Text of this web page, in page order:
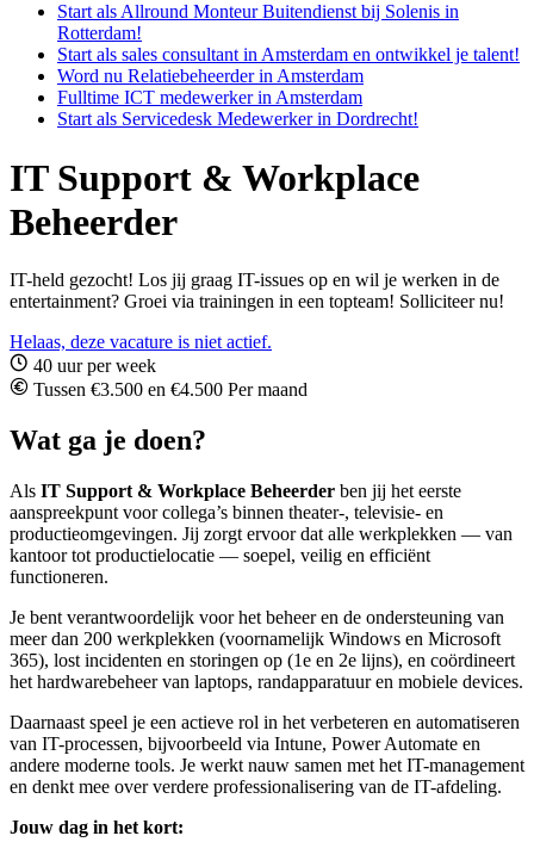
Start als Allround Monteur Buitendienst bij Solenis in
Rotterdam!
Start als sales consultant in Amsterdam en ontwikkel je talent!
Word nu Relatiebeheerder in Amsterdam
Fulltime ICT medewerker in Amsterdam
Start als Servicedesk Medewerker in Dordrecht!
IT Support & Workplace
Beheerder
IT-held gezocht! Los jij graag IT-issues op en wil je werken in de
entertainment? Groei via trainingen in een topteam! Solliciteer nu!
Helaas, deze vacature is niet actief.
40 uur per week
Tussen €3.500 en €4.500 Per maand
Wat ga je doen?
Als IT Support & Workplace Beheerder ben jij het eerste
aanspreekpunt voor collega’s binnen theater-, televisie- en
productieomgevingen. Jij zorgt ervoor dat alle werkplekken — van
kantoor tot productielocatie — soepel, veilig en efficiënt
functioneren.
Je bent verantwoordelijk voor het beheer en de ondersteuning van
meer dan 200 werkplekken (voornamelijk Windows en Microsoft
365), lost incidenten en storingen op (1e en 2e lijns), en coördineert
het hardwarebeheer van laptops, randapparatuur en mobiele devices.
Daarnaast speel je een actieve rol in het verbeteren en automatiseren
van IT-processen, bijvoorbeeld via Intune, Power Automate en
andere moderne tools. Je werkt nauw samen met het IT-management
en denkt mee over verdere professionalisering van de IT-afdeling.
Jouw dag in het kort: